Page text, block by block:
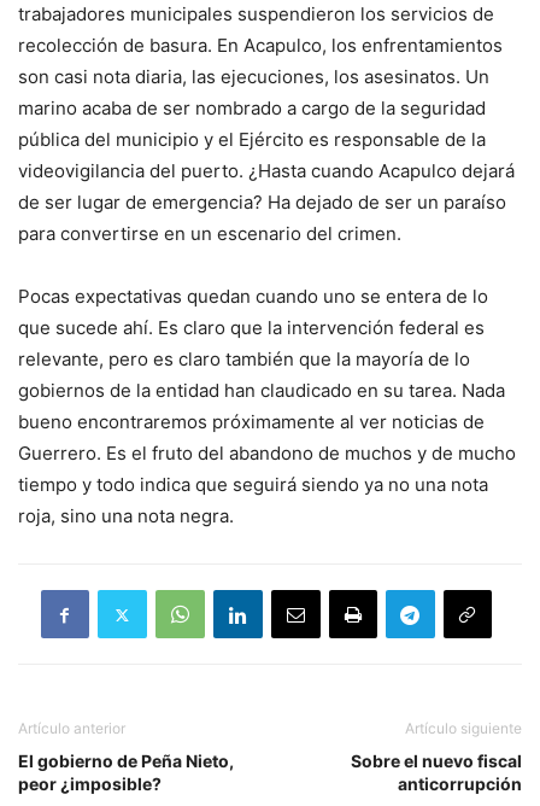
trabajadores municipales suspendieron los servicios de
recolección de basura. En Acapulco, los enfrentamientos
son casi nota diaria, las ejecuciones, los asesinatos. Un
marino acaba de ser nombrado a cargo de la seguridad
pública del municipio y el Ejército es responsable de la
videovigilancia del puerto. ¿Hasta cuando Acapulco dejará
de ser lugar de emergencia? Ha dejado de ser un paraíso
para convertirse en un escenario del crimen.
Pocas expectativas quedan cuando uno se entera de lo
que sucede ahí. Es claro que la intervención federal es
relevante, pero es claro también que la mayoría de lo
gobiernos de la entidad han claudicado en su tarea. Nada
bueno encontraremos próximamente al ver noticias de
Guerrero. Es el fruto del abandono de muchos y de mucho
tiempo y todo indica que seguirá siendo ya no una nota
roja, sino una nota negra.
Artículo anterior
El gobierno de Peña Nieto,
peor ¿imposible?
Artículo siguiente
Sobre el nuevo fiscal
anticorrupción